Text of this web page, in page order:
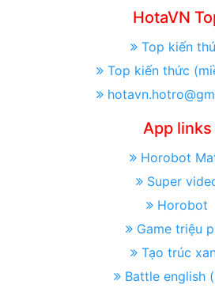
HotaVN
Top kiến
Top kiến thức
App links
Horobot
Super
Horobot
Game triệu
Tạo trúc
Battle english